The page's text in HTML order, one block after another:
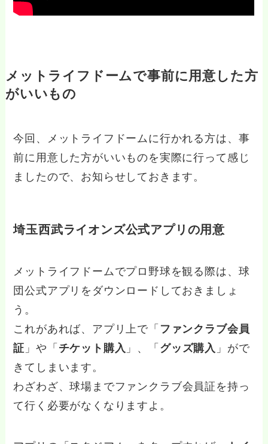
メットライフドームで事前に用意した方
がいいもの
今回、メットライフドームに行かれる方は、事
前に用意した方がいいものを実際に行って感じ
ましたので、お知らせしておきます。
埼玉西武ライオンズ公式アプリの用意
メットライフドームでプロ野球を観る際は、球
団公式アプリをダウンロードしておきましょ
う。
これがあれば、アプリ上で「 ファンクラブ会員
証 」や「 チケット購入 」、「 グッズ購入 」がで
きてしまいます。
わざわざ、球場までファンクラブ会員証を持っ
て行く必要がなくなりますよ。